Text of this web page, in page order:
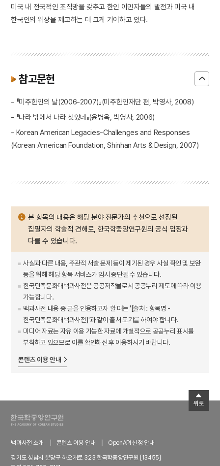
미국 내 전국적인 조직망을 갖추고 한인 이민자들의 발전과 미국 내
한국인의 위상을 제고하는 데 크게 기여하고 있다.
참고문헌
- 『미주한인의 날(2006-2007)』(미주한인재단 편, 박영사, 2008)
- 『나라 밖에서 나라 찾았네』(윤병욱, 박영사, 2006)
- Korean American Legacies-Challenges and Responses
(Korean American Foundation, Shinhan Arts & Design, 2007)
본 항목의 내용은 해당 분야 전문가의 추천으로 선정된
집필자의 학술적 견해로, 한국학중앙연구원의 공식 입장과
다를 수 있습니다.
사실과 다른 내용, 주관적 서술 문제 등이 제기된 경우 사실 확인 및 보완
등을 위해 해당 항목 서비스가 임시 중단될 수 있습니다.
한국민족문화대백과사전은 공공저작물로서 공공누리 제도에 따라 이용
가능합니다.
백과사전 내용 중 글을 인용하고자 할 때는 '[출처 : 항목명 -
한국민족문화대백과사전]'과 같이 출처 표기를 하여야 합니다.
미디어 자료는 자유 이용 가능한 자료에 개별적으로 공공누리 표시를
부착하고 있으므로 이를 확인하신 후 이용하시기 바랍니다.
콘텐츠 이용 안내
백과사전 소개 콘텐츠 이용 안내
OpenAPI 신청 안내
경기도 성남시 분당구 하오개로 323 한국학중앙연구원 [13455]
위로